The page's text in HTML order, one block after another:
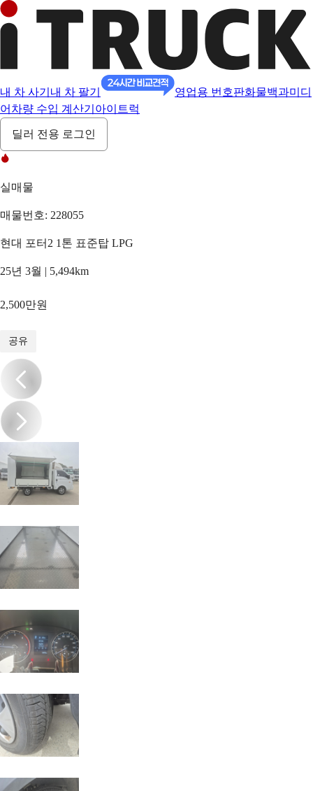
내 차 사기 내 차 팔기 영업용 번호판화물백과미디
어 차량 수입 계산기 아이트럭
딜러 전용 로그인
실매물
매물번호: 228055
현대 포터2 1톤 표준탑 LPG
25년 3월 | 5,494km
2,500만원
공유
/9